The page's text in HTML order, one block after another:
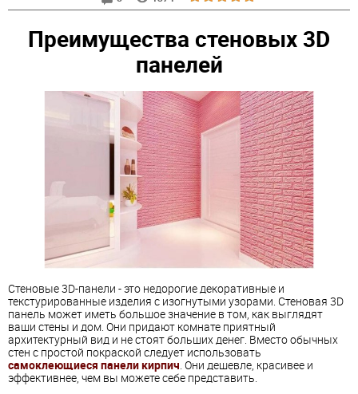
Преимущества стеновых 3D
панелей
Стеновые 3D-панели - это недорогие декоративные и
текстурированные изделия с изогнутыми узорами. Стеновая 3D
панель может иметь большое значение в том, как выглядят
ваши стены и дом. Они придают комнате приятный
архитектурный вид и не стоят больших денег. Вместо обычных
стен с простой покраской следует использовать
самоклеющиеся панели кирпич. Они дешевле, красивее и
эффективнее, чем вы можете себе представить.